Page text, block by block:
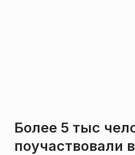
Более 5 тыс
поучаствовали